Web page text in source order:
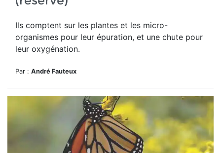
Ils comptent sur les plantes et les micro-
organismes pour leur épuration, et une chute pour
leur oxygénation.
Par : André Fauteux